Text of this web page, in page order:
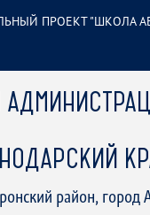
район, город
ПРОЕКТ "ШКОЛА